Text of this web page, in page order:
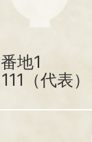
地1
（代表）